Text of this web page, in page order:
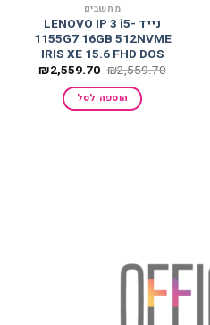
מחשבים
נייד LENOVO IP 3 i5-
1155G7 16GB 512NVME
IRIS XE 15.6 FHD DOS
₪2,559.70 המחיר
היה:
₪2,559.70.
₪2,559.70 המחיר
הוספה לסל